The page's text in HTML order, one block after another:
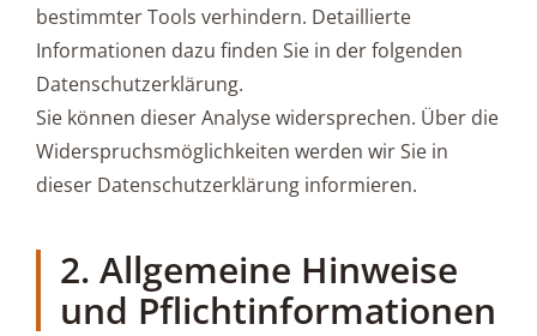
bestimmter Tools verhindern. Detaillierte
Informationen dazu finden Sie in der folgenden
Datenschutzerklärung.
Sie können dieser Analyse widersprechen. Über die
Widerspruchsmöglichkeiten werden wir Sie in
dieser Datenschutzerklärung informieren.
2. Allgemeine Hinweise
und Pflichtinformationen